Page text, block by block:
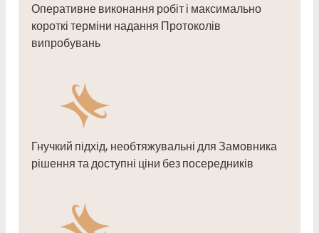
Оперативне виконання робіт і максимально
короткі терміни надання Протоколів
випробувань
Гнучкий підхід, необтяжувальні для Замовника
рішення та доступні ціни без посередників